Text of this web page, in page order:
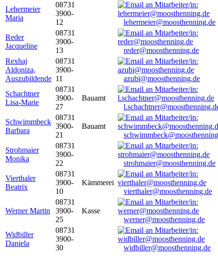
Lehermeier
Maria
08731
3900-
12
lehermeier@moosthenning.de
Reder
Jacqueline
08731
3900-
13
reder@moosthenning.de
Rexhaj
Aldoniza,
Auszubildende
08731
3900-
11
azubi@moosthenning.de
Schachtner
Lisa-Marie
08731
3900-
27
Bauamt
Schwimmbeck
Barbara
08731
3900-
21
Bauamt
Strohmaier
Monika
08731
3900-
22
strohmaier@moosthenning.de
Vierthaler
Beatrix
08731
3900-
10
Kämmerei
vierthaler@moosthenning.de
Werner Martin
08731
3900-
25
Kasse
werner@moosthenning.de
Widbiller
Daniela
08731
3900-
30
widbiller@moosthenning.de